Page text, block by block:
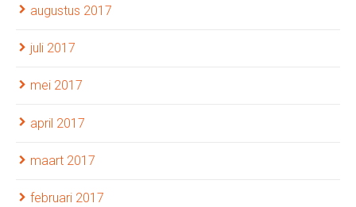
augustus 2017
juli 2017
mei 2017
april 2017
maart 2017
februari 2017